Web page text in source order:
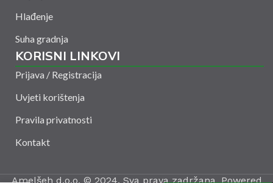
Hlađenje
Suha gradnja
KORISNI LINKOVI
Prijava / Registracija
Uvjeti korištenja
Pravila privatnosti
Kontakt
Amelšeh d.o.o. © 2024. Sva prava zadržana. Powered
Baterija usadna s 2